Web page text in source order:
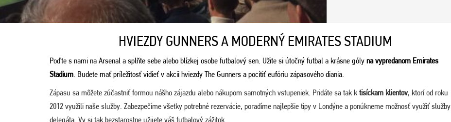
HVIEZDY GUNNERS A MODERNÝ EMIRATES STADIUM
Poďte s nami na Arsenal a splňte sebe alebo blízkej osobe futbalový sen. Užite si útočný futbal a krásne góly na vypredanom Emirates
Stadium. Budete mať príležitosť vidieť v akcii hviezdy The Gunners a pocítiť eufóriu zápasového diania.
Zápasu sa môžete zúčastniť formou nášho zájazdu alebo nákupom samotných vstupeniek. Pridáte sa tak ktisíckam klientov, ktorí od roku
2012 využili naše služby. Zabezpečíme všetky potrebné rezervácie, poradíme najlepšie tipy v Londýne a ponúkneme možnosť využiť služby
delegáta. Vy si tak bezstarostne užijete váš futbalový zážitok.